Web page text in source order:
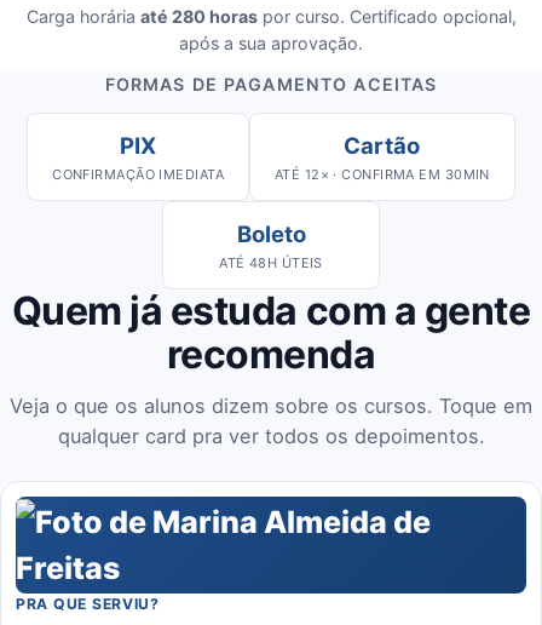
Carga horária até 280 horaspor curso. Certificado opcional,
após a sua aprovação.
FORMAS DE PAGAMENTO ACEITAS
PIX
CONFIRMAÇÃO IMEDIATA
Cartão
ATÉ 12× · CONFIRMA EM 30MIN
Boleto
ATÉ 48H ÚTEIS
Quem já estuda com a gente
recomenda
Veja o que os alunos dizem sobre os cursos. Toque em
qualquer card pra ver todos os depoimentos.
PRA QUE SERVIU?